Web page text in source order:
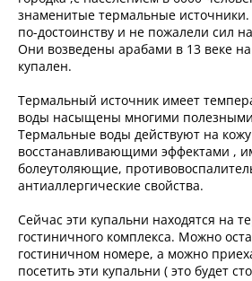
знаменитые термальные
по-достоинству и не пожалели сил
Они возведены арабами в 13 веке
купален.
Термальный источник имеет
воды насыщены многими
Термальные воды действуют на
восстанавливающими эффектами ,
болеутоляющие,
антиаллергические свойства.
Сейчас эти купальни находятся на
гостиничного комплекса. Можно
гостиничном номере, а можно
посетить эти купальни ( это будет